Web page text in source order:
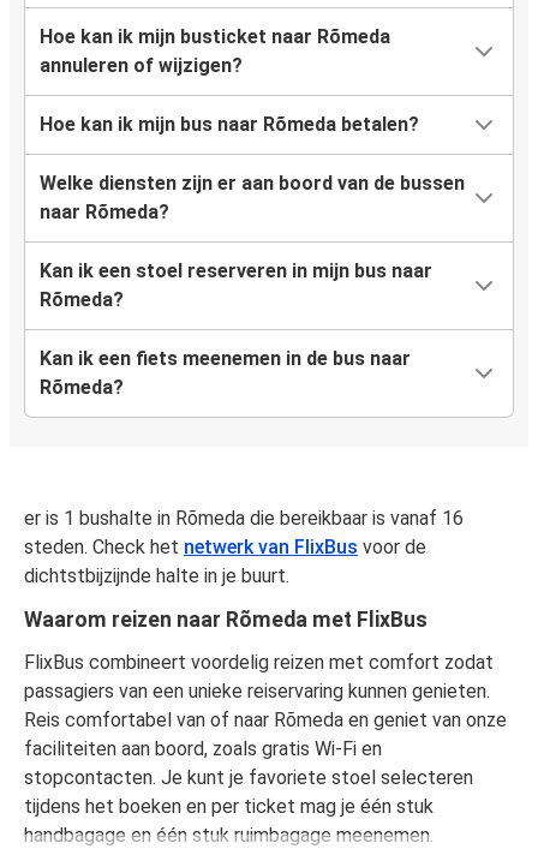
Hoe kan ik mijn busticket naar Rõmeda
annuleren of wijzigen?
Hoe kan ik mijn bus naar Rõmeda betalen?
Welke diensten zijn er aan boord van de bussen
naar Rõmeda?
Kan ik een stoel reserveren in mijn bus naar
Rõmeda?
Kan ik een fiets meenemen in de bus naar
Rõmeda?
er is 1 bushalte in Rõmeda die bereikbaar is vanaf 16
steden. Check het netwerk van FlixBus voor de
dichtstbijzijnde halte in je buurt.
Waarom reizen naar Rõmeda met FlixBus
FlixBus combineert voordelig reizen met comfort zodat
passagiers van een unieke reiservaring kunnen genieten.
Reis comfortabel van of naar Rõmeda en geniet van onze
faciliteiten aan boord, zoals gratis Wi-Fi en
stopcontacten. Je kunt je favoriete stoel selecteren
tijdens het boeken en per ticket mag je één stuk
handbagage en één stuk ruimbagage meenemen.